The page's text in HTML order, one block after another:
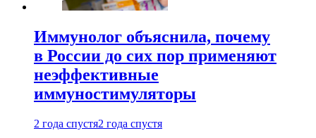
Иммунолог объяснила, почему
в России до сих пор применяют
неэффективные
иммуностимуляторы
2 года спустя2 года спустя